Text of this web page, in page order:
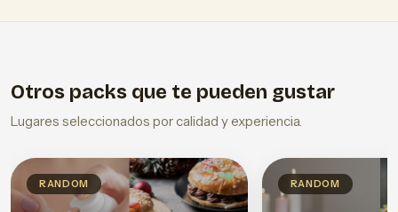
Otros packs que te pueden gustar
Lugares seleccionados por calidad y experiencia.
RANDOM RANDOM